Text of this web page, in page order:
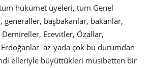
hükümet üyeleri, tüm Genel
generaller, başbakanlar, bakanlar,
Ecevitler, Özallar,
az-yada çok bu durumdan
elleriyle büyüttükleri musibetten bir